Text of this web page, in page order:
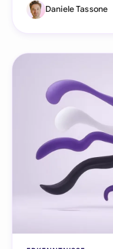
Daniele Tassone